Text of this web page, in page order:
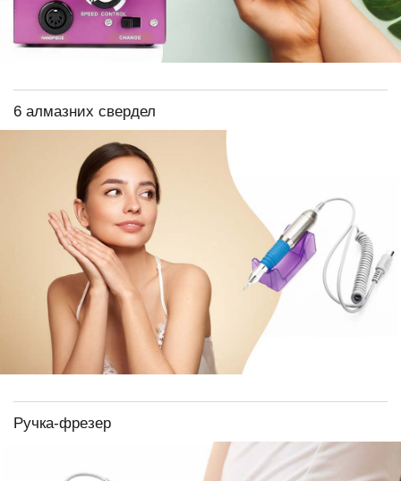
6 алмазних свердел
Ручка-фрезер